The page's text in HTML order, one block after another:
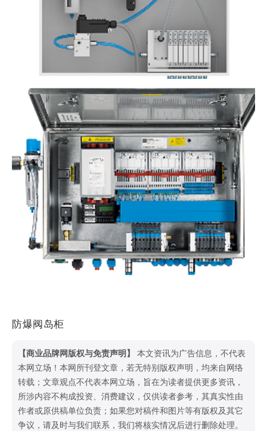
防爆阀岛柜
【商业品牌网版权与免责声明】
本文资讯为广告信息，不代表
本网立场！本网所刊登文章，若无特别版权声明，均来自网络
转载；文章观点不代表本网立场，旨在为读者提供更多资讯，
所涉内容不构成投资、消费建议，仅供读者参考，其真实性由
作者或原供稿单位负责；如果您对稿件和图片等有版权及其它
争议，请及时与我们联系，我们将核实情况后进行删除处理。